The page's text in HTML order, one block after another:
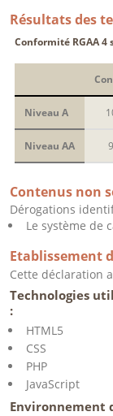
Résultats des
Conformité RGAA 4
Niveau A
Niveau AA
Contenus non
Dérogations
Le système de
Etablissement
Cette déclaration
Technologies
:
HTML5
CSS
PHP
JavaScript
Environnement